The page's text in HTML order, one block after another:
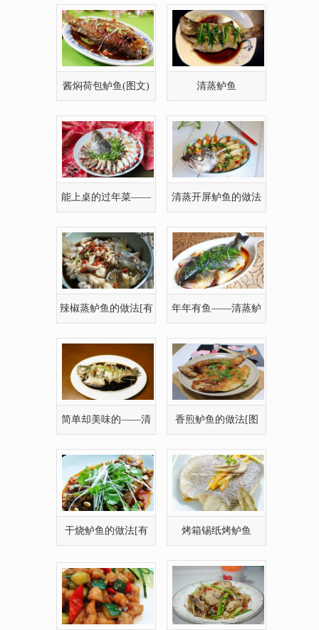
酱焖荷包鲈鱼(图文) 清蒸鲈鱼
能上桌的过年菜—— 清蒸开屏鲈鱼的做法
辣椒蒸鲈鱼的做法[有 年年有鱼——清蒸鲈
简单却美味的——清 香煎鲈鱼的做法[图
干烧鲈鱼的做法[有 烤箱锡纸烤鲈鱼